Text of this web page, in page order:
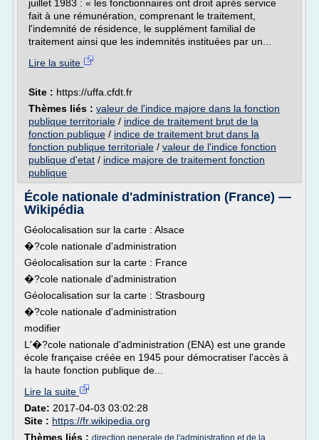
juillet 1983 : « les fonctionnaires ont droit après service
fait à une rémunération, comprenant le traitement,
l'indemnité de résidence, le supplément familial de
traitement ainsi que les indemnités instituées par un...
Lire la suite
Site : https://uffa.cfdt.fr
Thèmes liés : valeur de l'indice majore dans la fonction
publique territoriale / indice de traitement brut de la
fonction publique / indice de traitement brut dans la
fonction publique territoriale / valeur de l'indice fonction
publique d'etat / indice majore de traitement fonction
publique
École nationale d'administration (France) —
Wikipédia
Géolocalisation sur la carte : Alsace
�?cole nationale d'administration
Géolocalisation sur la carte : France
�?cole nationale d'administration
Géolocalisation sur la carte : Strasbourg
�?cole nationale d'administration
modifier
L'�?cole nationale d'administration (ENA) est une grande
école française créée en 1945 pour démocratiser l'accès à
la haute fonction publique de...
Lire la suite
Date: 2017-04-03 03:02:28
Site : https://fr.wikipedia.org
Thèmes liés : direction generale de l'administration et de la